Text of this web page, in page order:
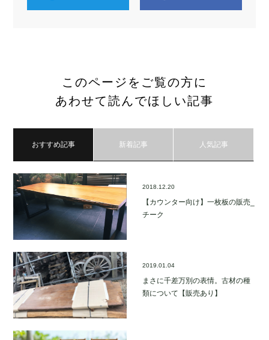
このページをご覧の方に
あわせて読んでほしい記事
おすすめ記事 新着記事 人気記事
2018.12.20
【カウンター向け】一枚板の販売_
チーク
2019.01.04
まさに千差万別の表情。古材の種
類について【販売あり】